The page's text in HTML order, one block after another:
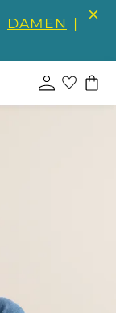
DAMEN |